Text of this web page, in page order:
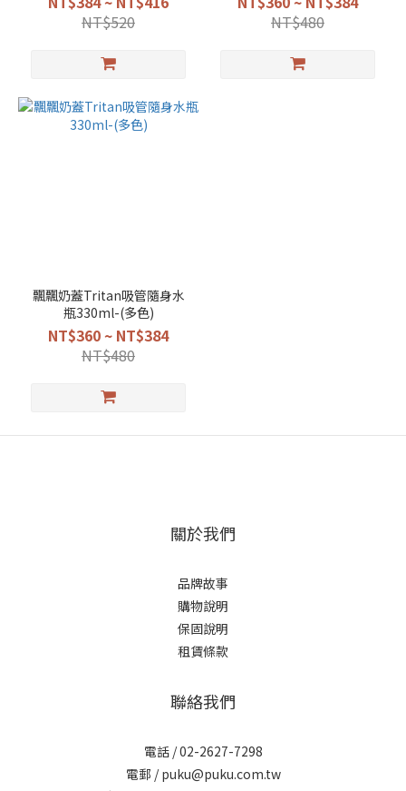
NT$520
NT$480
飄飄奶蓋Tritan吸管隨身水
瓶330ml-(多色)
NT$360 ~ NT$384
NT$480
關於我們
品牌故事
購物說明
保固說明
租賃條款
聯絡我們
電話 / 02-2627-7298
電郵 / puku@puku.com.tw